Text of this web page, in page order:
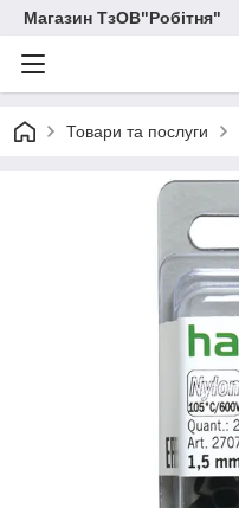
Магазин ТзОВ"Робітня"
Товари та послуги